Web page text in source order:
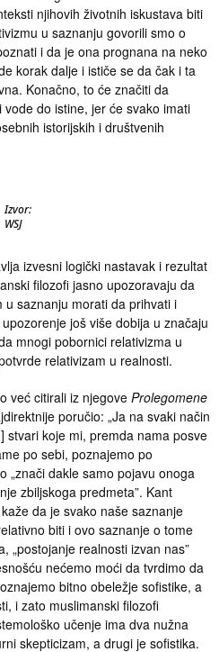
njihovih životnih iskustava biti
u saznanju govorili smo o
i da je ona prognana na neko
korak dalje i ističe se da čak i ta
Konačno, to će značiti da
do istine, jer će svako imati
istorijskih i društvenih
Izvor:
WSJ
izvesni logički nastavak i rezultat
filozofi jasno upozoravaju da
saznanju morati da prihvati i
još više dobija u značaju
mnogi pobornici relativizma u
relativizam u realnosti.
već citirali iz njegove Prolegomene
poručio: „Ja na svaki način
koje mi, premda nama posve
po sebi, poznajemo po
„znači dakle samo pojavu onoga
zbiljskoga predmeta”. Kant
da je svako naše saznanje
biti i ovo saznanje o tome
„postojanje realnosti izvan nas”
nećemo moći da tvrdimo da
bitno obeležje sofistike, a
i zato muslimanski filozofi
učenje ima dva nužna
skepticizam, a drugi je sofistika.